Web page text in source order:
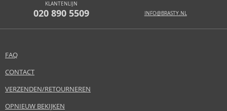
KLANTENLIJN
020 890 5509 INFO@BRASTY.NL
FAQ
CONTACT
VERZENDEN/RETOURNEREN
OPNIEUW BEKIJKEN